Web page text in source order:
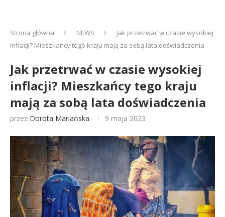
Strona główna NEWS
Jak przetrwać w czasie wysokiej
inflacji? Mieszkańcy tego kraju mają za sobą lata doświadczenia
Jak przetrwać w czasie wysokiej
inflacji? Mieszkańcy tego kraju
mają za sobą lata doświadczenia
przez Dorota Mariańska 9 maja 2023